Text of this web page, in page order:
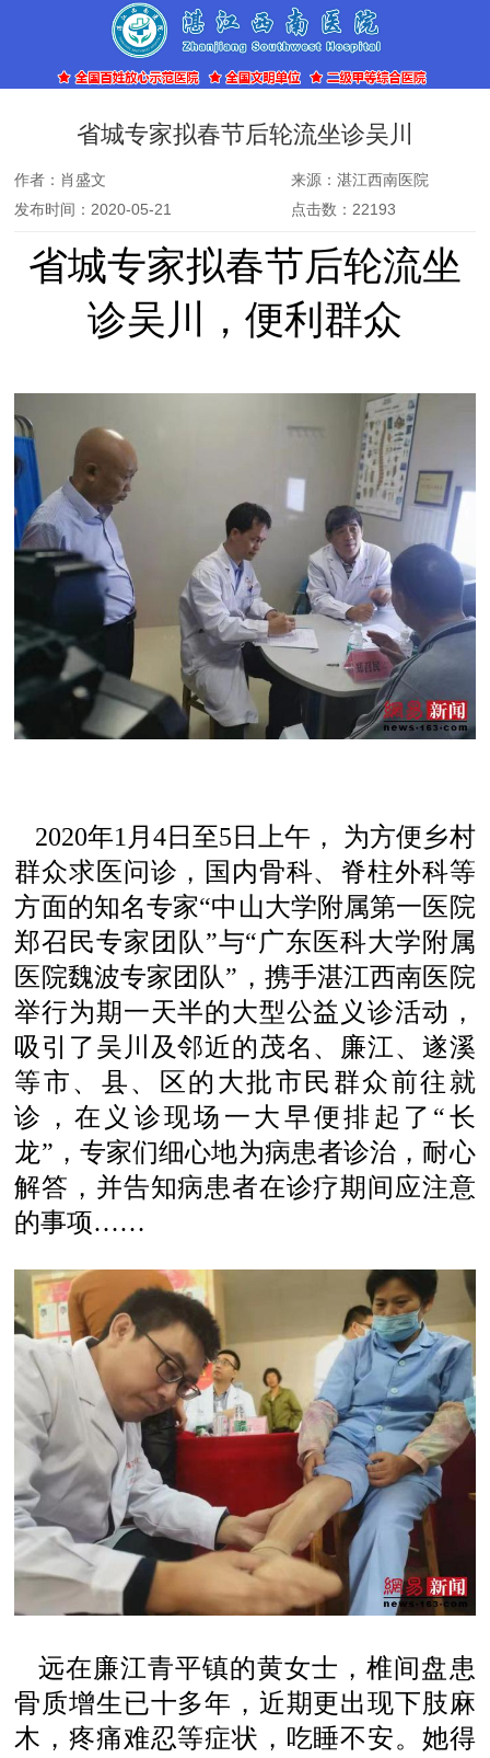
省城专家拟春节后轮流坐诊吴川
作者：肖盛文
来源：湛江西南医院
发布时间：2020-05-21
点击数：22193
省城专家拟春节后轮流坐
诊吴川，便利群众
2020年1月4日至5日上午， 为方便乡村
群众求医问诊，国内骨科、脊柱外科等
方面的知名专家“中山大学附属第一医院
郑召民专家团队”与“广东医科大学附属
医院魏波专家团队”，携手湛江西南医院
举行为期一天半的大型公益义诊活动，
吸引了吴川及邻近的茂名、廉江、遂溪
等市、县、区的大批市民群众前往就
诊，在义诊现场一大早便排起了“长
龙”，专家们细心地为病患者诊治，耐心
解答，并告知病患者在诊疗期间应注意
的事项……
远在廉江青平镇的黄女士，椎间盘患
骨质增生已十多年，近期更出现下肢麻
木，疼痛难忍等症状，吃睡不安。她得